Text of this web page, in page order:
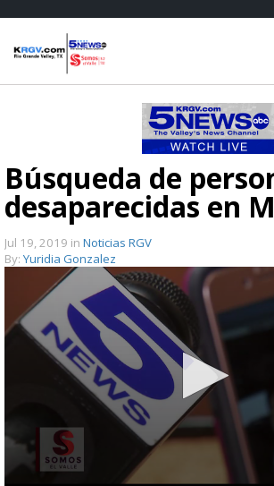
Búsqueda de
desaparecidas en
Jul 19, 2019 in Noticias RGV
By: Yuridia Gonzalez